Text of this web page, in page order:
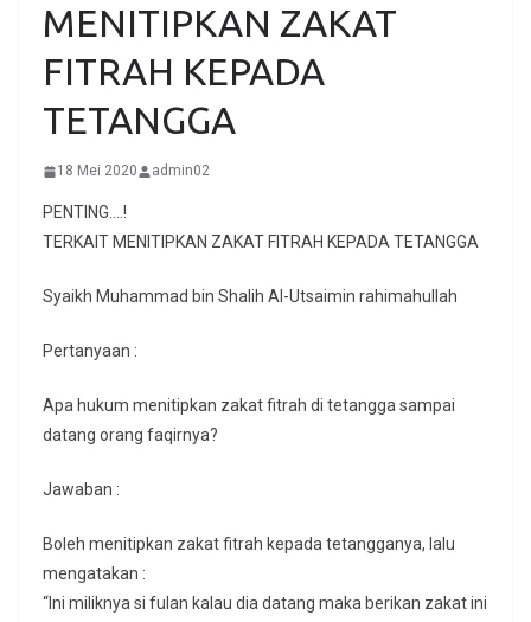
MENITIPKAN ZAKAT
FITRAH KEPADA
TETANGGA
18 Mei 2020 admin02
PENTING….!
TERKAIT MENITIPKAN ZAKAT FITRAH KEPADA TETANGGA
Syaikh Muhammad bin Shalih Al-Utsaimin rahimahullah
Pertanyaan :
Apa hukum menitipkan zakat fitrah di tetangga sampai
datang orang faqirnya?
Jawaban :
Boleh menitipkan zakat fitrah kepada tetangganya, lalu
mengatakan :
“Ini miliknya si fulan kalau dia datang maka berikan zakat ini